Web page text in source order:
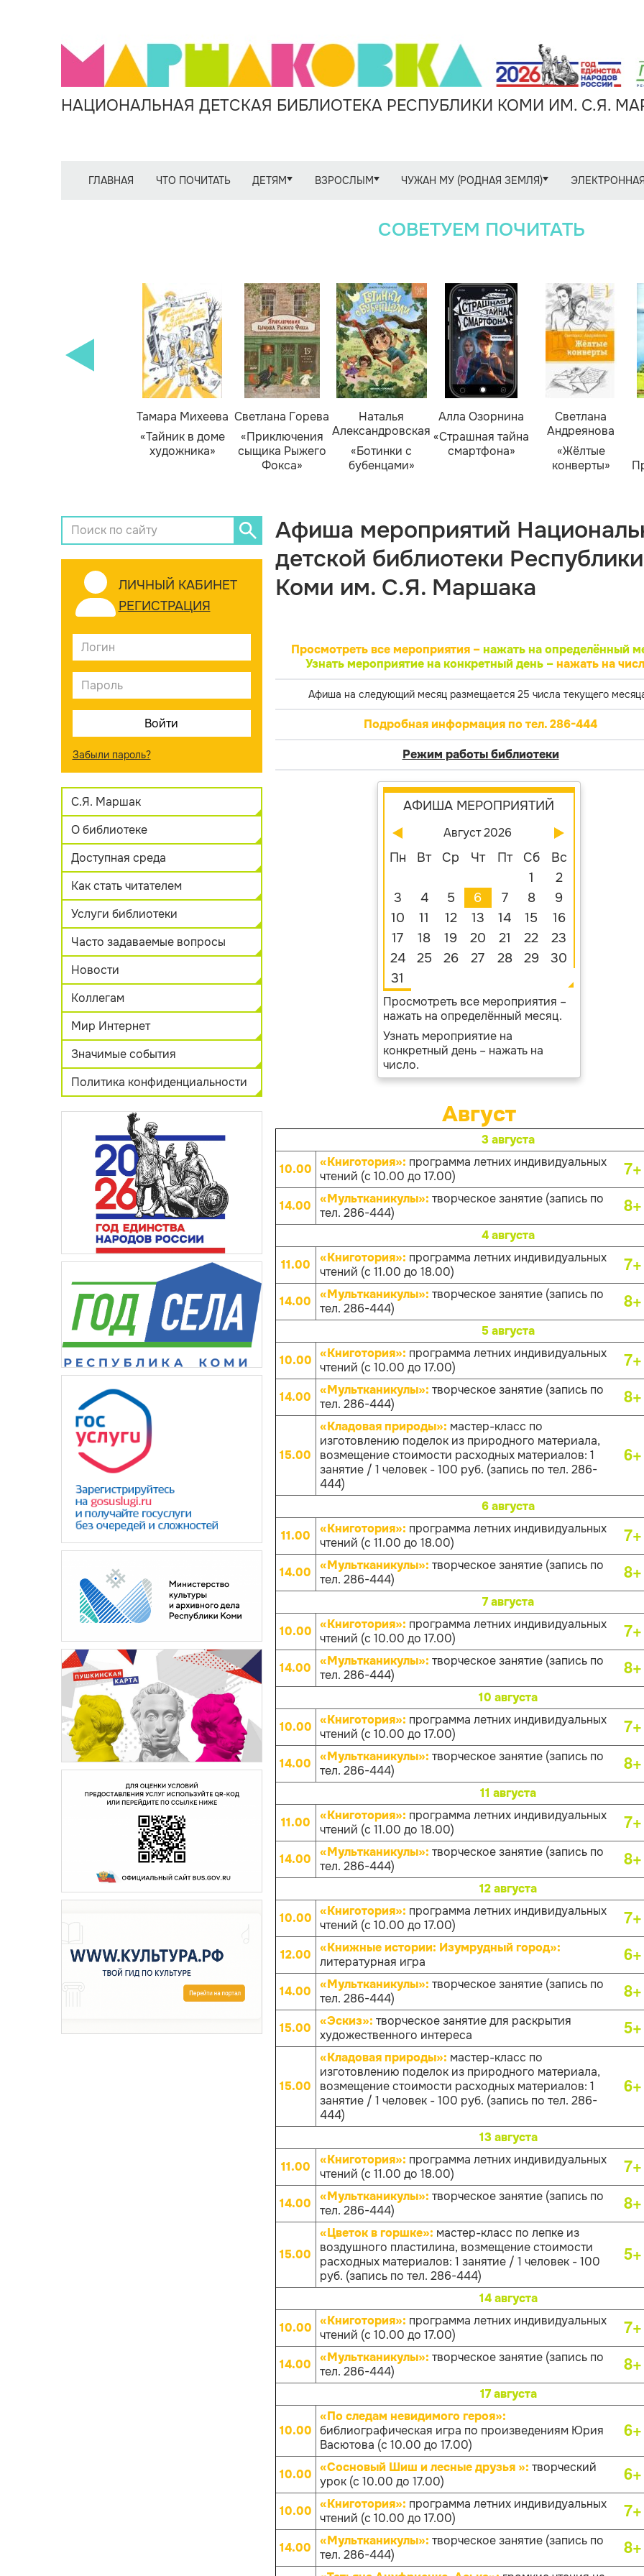
НАЦИОНАЛЬНАЯ ДЕТСКАЯ БИБЛИОТЕКА РЕСПУБЛИКИ КОМИ ИМ. С.Я.
ГЛАВНАЯ ЧТО ПОЧИТАТЬ ДЕТЯМ ВЗРОСЛЫМ ЧУЖАН МУ (РОДНАЯ ЗЕМЛЯ)
СОВЕТУЕМ ПОЧИТАТЬ
Тамара Михеева
«Тайник в доме
художника»
Светлана Горева
«Приключения
сыщика Рыжего
Фокса»
Наталья
Александровская
«Ботинки с
бубенцами»
Алла Озорнина
«Страшная тайна
смартфона»
Светлана
Андреянова
«Жёлтые
конверты»
ЛИЧНЫЙ КАБИНЕТ
РЕГИСТРАЦИЯ
Забыли пароль?
С.Я. Маршак
О библиотеке
Доступная среда
Как стать читателем
Услуги библиотеки
Часто задаваемые вопросы
Новости
Коллегам
Мир Интернет
Значимые события
Политика конфиденциальности
Афиша мероприятий
детской библиотеки Республики
Коми им. С.Я. Маршака
Просмотреть все мероприятия – нажать на определённый
Узнать мероприятие на конкретный день –нажать на
Афиша на следующий месяц размещается 25 числа текущего
Подробная информация по тел. 286-444
Режим работы библиотеки
АФИША МЕРОПРИЯТИЙ
Август 2026
Пн Вт Ср Чт Пт Сб
Вс
1
2
3
4 5 6 7 8
9
10
11 12 13 14 15
16
17
18 19 20 21 22
23
24
25 26 27 28 29
30
31
Просмотреть все мероприятия –
нажать на определённый месяц.
Узнать мероприятие на
конкретный день – нажать на
число.
Август
3 августа
10.00 «Книготория»: программа летних индивидуальных
чтений (с 10.00 до 17.00)
7+
14.00
«Мультканикулы»: творческое занятие (запись по
тел. 286-444)
8+
4 августа
11.00
«Книготория»: программа летних индивидуальных
чтений (с 11.00 до 18.00)
7+
14.00
«Мультканикулы»: творческое занятие (запись по
тел. 286-444)
8+
5 августа
10.00 «Книготория»: программа летних индивидуальных
чтений (с 10.00 до 17.00)
7+
14.00
«Мультканикулы»: творческое занятие (запись по
тел. 286-444)
8+
15.00
«Кладовая природы»: мастер-класс по
изготовлению поделок из природного материала,
возмещение стоимости расходных материалов: 1
занятие / 1 человек - 100 руб. (запись по тел. 286-
444)
6+
6 августа
11.00
«Книготория»: программа летних индивидуальных
чтений (с 11.00 до 18.00)
7+
14.00
«Мультканикулы»: творческое занятие (запись по
тел. 286-444)
8+
7 августа
10.00 «Книготория»: программа летних индивидуальных
чтений (с 10.00 до 17.00)
7+
14.00
«Мультканикулы»: творческое занятие (запись по
тел. 286-444)
8+
10 августа
10.00 «Книготория»: программа летних индивидуальных
чтений (с 10.00 до 17.00)
7+
14.00
«Мультканикулы»: творческое занятие (запись по
тел. 286-444)
8+
11 августа
11.00
«Книготория»: программа летних индивидуальных
чтений (с 11.00 до 18.00)
7+
14.00
«Мультканикулы»: творческое занятие (запись по
тел. 286-444)
8+
12 августа
10.00 «Книготория»: программа летних индивидуальных
чтений (с 10.00 до 17.00)
7+
12.00
«Книжные истории: Изумрудный город»:
литературная игра
6+
14.00 «Мультканикулы»: творческое занятие (запись по
тел. 286-444)
8+
15.00 «Эскиз»: творческое занятие для раскрытия
художественного интереса
5+
15.00
«Кладовая природы»: мастер-класс по
изготовлению поделок из природного материала,
возмещение стоимости расходных материалов: 1
занятие / 1 человек - 100 руб. (запись по тел. 286-
444)
6+
13 августа
11.00
«Книготория»: программа летних индивидуальных
чтений (с 11.00 до 18.00)
7+
14.00
«Мультканикулы»: творческое занятие (запись по
тел. 286-444)
8+
15.00
«Цветок в горшке»: мастер-класс по лепке из
воздушного пластилина, возмещение стоимости
расходных материалов: 1 занятие / 1 человек - 100
руб. (запись по тел. 286-444)
5+
14 августа
10.00 «Книготория»: программа летних индивидуальных
чтений (с 10.00 до 17.00)
7+
14.00
«Мультканикулы»: творческое занятие (запись по
тел. 286-444)
8+
17 августа
10.00
«По следам невидимого героя»:
библиографическая игра по произведениям Юрия
Васютова (с 10.00 до 17.00)
6+
10.00 «Сосновый Шиш и лесные друзья »: творческий
урок (с 10.00 до 17.00)
6+
10.00 «Книготория»: программа летних индивидуальных
чтений (с 10.00 до 17.00)
7+
14.00
«Мультканикулы»: творческое занятие (запись по
тел. 286-444)
8+